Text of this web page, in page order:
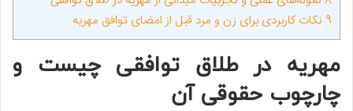
9 نکات کاربردی برای زن و مرد قبل از امضای توافق مهریه
مهریه در طلاق توافقی چیست و
چارچوب حقوقی آن